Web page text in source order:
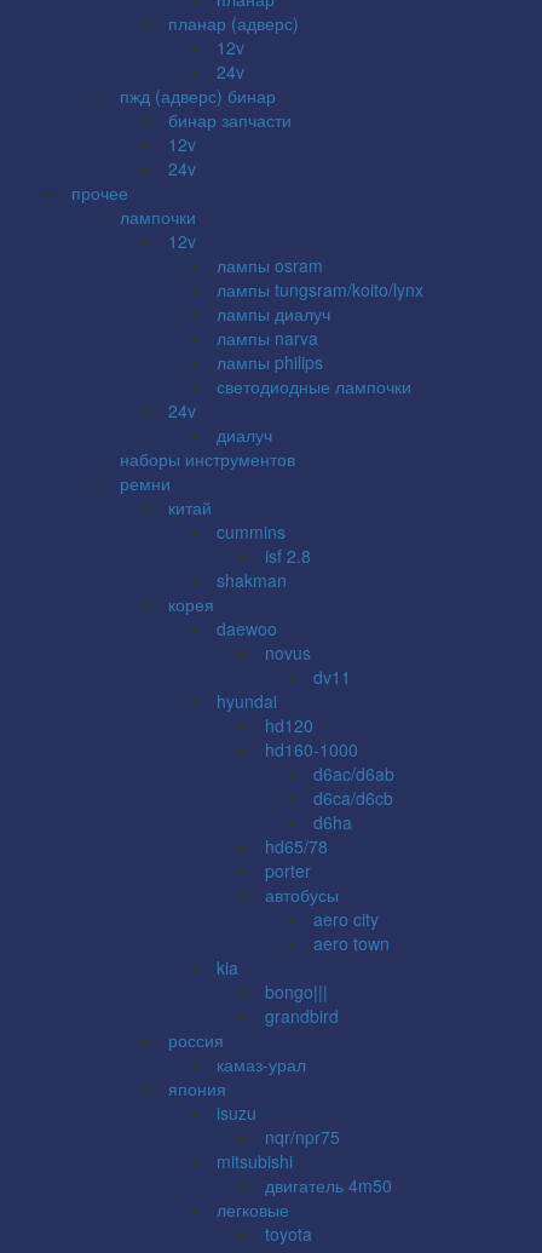
планар (адверс)
12v
24v
пжд (адверс) бинар
бинар запчасти
12v
24v
прочее
лампочки
12v
лампы osram
лампы tungsram/koito/lynx
лампы диалуч
лампы narva
лампы philips
светодиодные лампочки
24v
диалуч
наборы инструментов
ремни
китай
cummins
isf 2.8
shakman
корея
daewoo
novus
dv11
hyundai
hd120
hd160-1000
d6ac/d6ab
d6ca/d6cb
d6ha
hd65/78
porter
автобусы
aero city
aero town
kia
bongo|||
grandbird
россия
камаз-урал
япония
isuzu
nqr/npr75
mitsubishi
двигатель 4m50
легковые
toyota